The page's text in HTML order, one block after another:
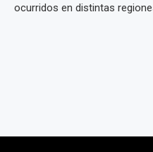
ocurridos en distintas